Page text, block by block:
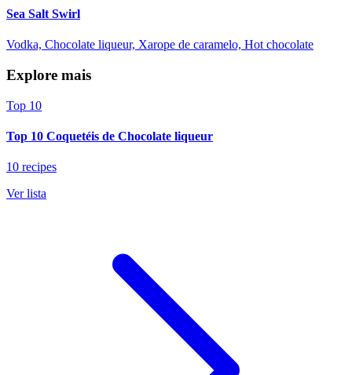
Sea Salt Swirl
Vodka, Chocolate liqueur, Xarope de caramelo, Hot chocolate
Explore mais
Top 10
Top 10 Coquetéis de Chocolate liqueur
10 recipes
Ver lista